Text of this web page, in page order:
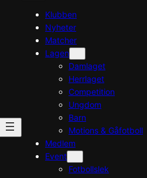
Klubben
Nyheter
Matcher
Lagen
Damlaget
Herrlaget
Competition
Ungdom
Barn
Motions & Gåfotboll
Medlem
Event
Fotbollslek